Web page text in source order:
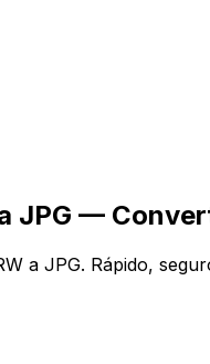
JPG —
a JPG. Rápido,